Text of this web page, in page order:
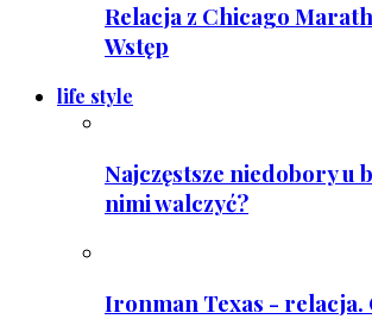
Relacja z Chicago
Wstęp
life style
Najczęstsze niedobory u
nimi walczyć?
Ironman Texas - relacja.